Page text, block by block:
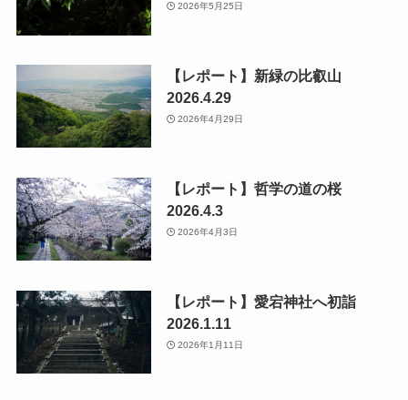
2026年5月25日
【レポート】新緑の比叡山
2026.4.29
2026年4月29日
【レポート】哲学の道の桜
2026.4.3
2026年4月3日
【レポート】愛宕神社へ初詣
2026.1.11
2026年1月11日